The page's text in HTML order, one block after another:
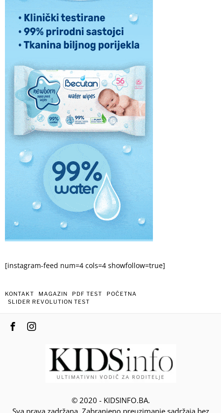
[instagram-feed num=4 cols=4 showfollow=true]
KONTAKT MAGAZIN PDF TEST
POČETNA
SLIDER REVOLUTION TEST
© 2020 - KIDSINFO.BA.
Sva prava zadržana. Zabranjeno preuzimanje sadržaja bez